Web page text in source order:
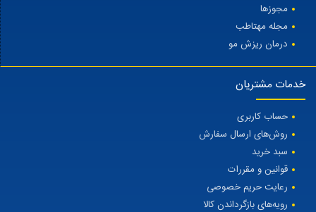
مجوزها
مجله مهتاطب
درمان ریزش مو
خدمات مشتریان
حساب کاربری
روش‌های ارسال سفارش
سبد خرید
قوانین و مقررات
رعایت حریم خصوصی
رویه‌های بازگرداندن کالا